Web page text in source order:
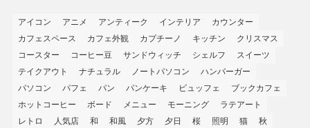
アイコン アニメ アンティーク インテリア
カウンター
カフェスペース
カフェ外観 カプチーノ キッチン
クリスマス
コースター
コーヒー豆 サンドウィッチ シェルフ
スイーツ
テイクアウト
ナチュラル ノートパソコン
ハンバーガー
パソコン
パフェ パン パンケーキ ビュッフェ
ブックカフェ
ホットコーヒー
ボード メニュー モーニング
ラテアート
レトロ
人気店 和 和風 夕方 夕日 桜 照明 猫
秋